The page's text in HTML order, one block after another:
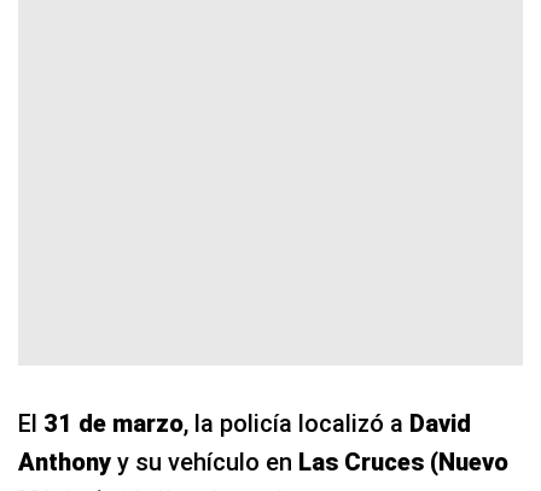
El 31 de marzo, la policía localizó a David
Anthony y su vehículo en Las Cruces (Nuevo